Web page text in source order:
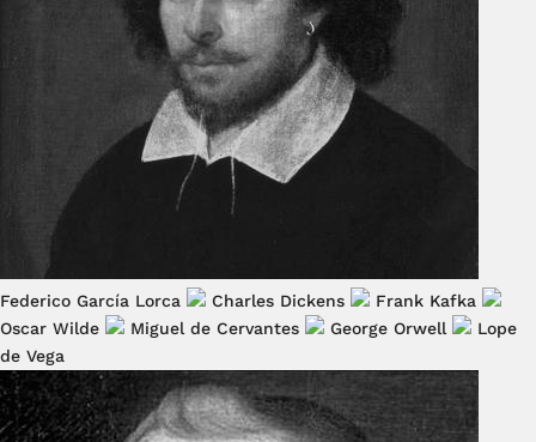
Federico García Lorca Charles Dickens
Frank Kafka
Oscar Wilde
Miguel de Cervantes George Orwell
Lope
de Vega